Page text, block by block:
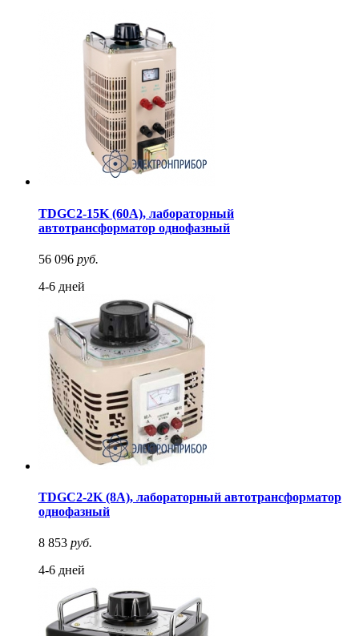
TDGC2-15K (60A), лабораторный
автотрансформатор однофазный
56 096 руб.
4-6 дней
TDGC2-2K (8A), лабораторный автотрансформатор
однофазный
8 853 руб.
4-6 дней